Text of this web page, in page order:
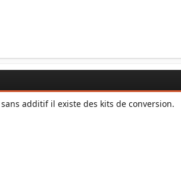
additif il existe des kits de conversion.